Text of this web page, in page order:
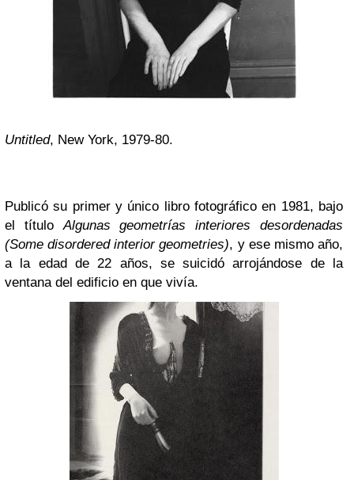
Untitled, New York, 1979-80.
Publicó su primer y único libro fotográfico en 1981, bajo
el títuloAlgunas geometrías interiores desordenadas
(Some disordered interior geometries), y ese mismo año,
a la edad de 22 años, se suicidó arrojándose de la
ventana del edificio en que vivía.